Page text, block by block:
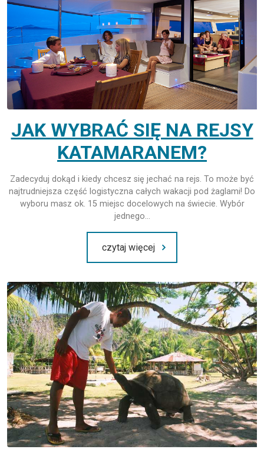
JAK WYBRAĆ SIĘ NA REJSY
KATAMARANEM?
Zadecyduj dokąd i kiedy chcesz się jechać na rejs. To może być
najtrudniejsza część logistyczna całych wakacji pod żaglami! Do
wyboru masz ok. 15 miejsc docelowych na świecie. Wybór
jednego…
czytaj więcej